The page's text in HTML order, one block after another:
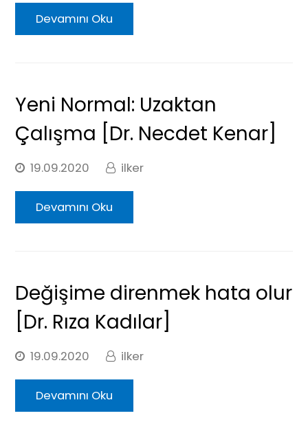
Devamını Oku
Yeni Normal: Uzaktan
Çalışma [Dr. Necdet Kenar]
19.09.2020 ilker
Devamını Oku
Değişime direnmek hata olur
[Dr. Rıza Kadılar]
19.09.2020 ilker
Devamını Oku